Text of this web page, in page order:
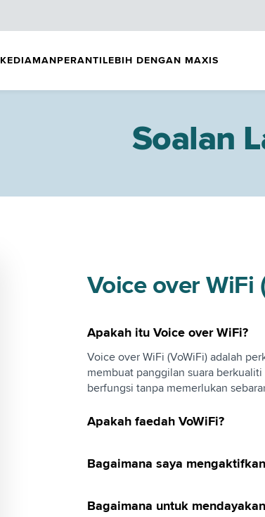
KEDIAMANPERANTILEBIH DENGAN MAXIS
Soalan
Home Internet
Roaming and IDD
Perayauan
Antarabangsa
SIM Kad Maxis
Maxis Home 4G WiFi
Campaigns
Voice over WiFi
Apakah itu Voice over WiFi?
Voice over WiFi (VoWiFi) adalah
membuat panggilan suara
berfungsi tanpa memerlukan
Apakah faedah VoWiFi?
Bagaimana saya
Bagaimana untuk